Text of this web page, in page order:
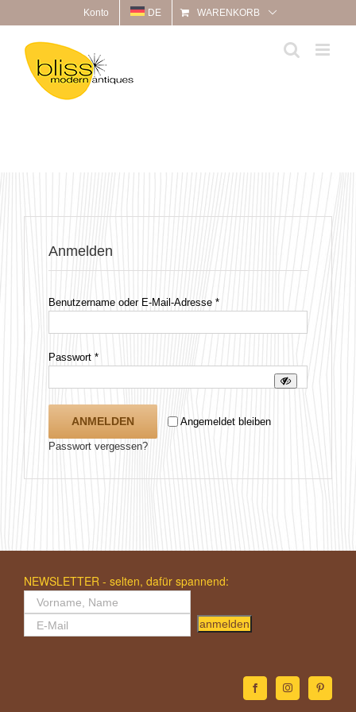
Inhalt
springen
Konto DE WARENKORB
Anmelden
Benutzername oder E-Mail-Adresse *Erforderlich
Passwort *Erforderlich
Angemeldet bleiben
ANMELDEN
Passwort vergessen?
NEWSLETTER - selten, dafür spannend:
anmelden